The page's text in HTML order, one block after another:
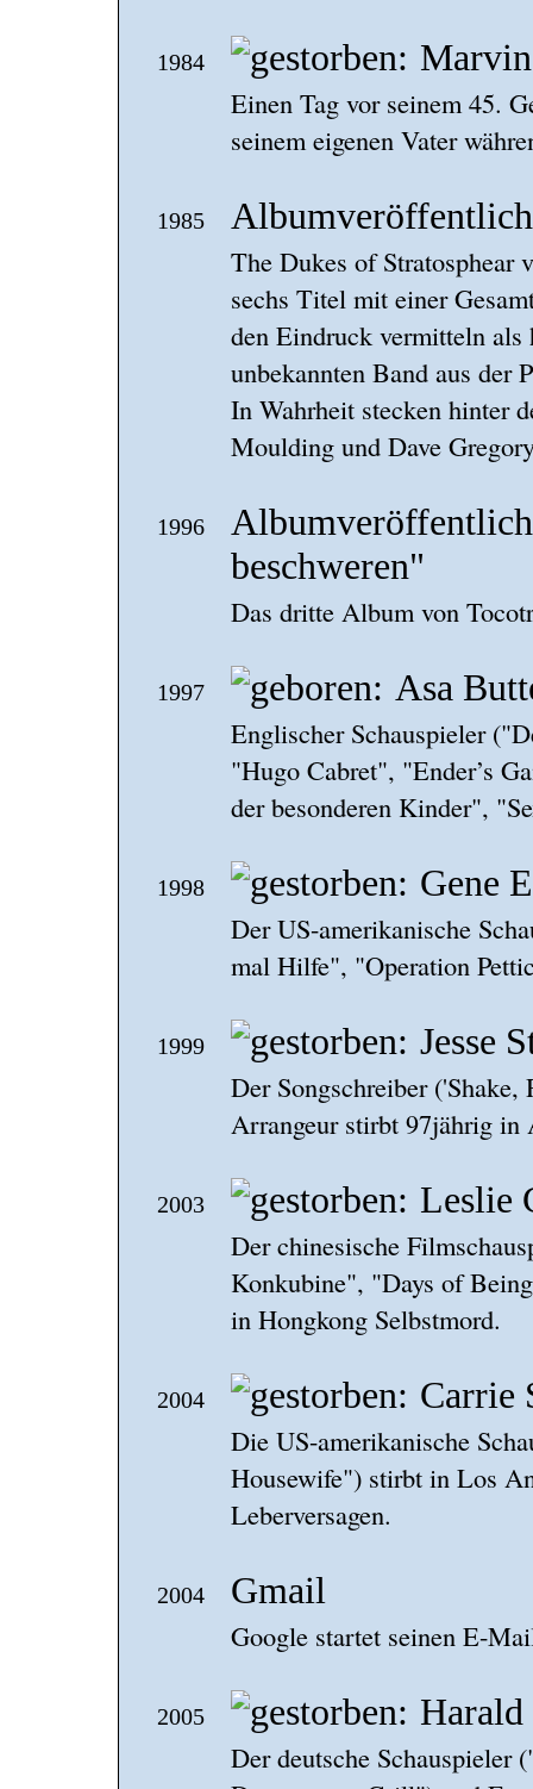
1984
Einen Tag vor seinem 45.
seinem eigenen Vater
1985
The Dukes of Stratosphear
sechs Titel mit einer
den Eindruck vermitteln als
unbekannten Band aus der
In Wahrheit stecken hinter
Moulding und Dave
1996
beschweren"
Das dritte Album von
1997 Asa
Englischer Schauspieler
"Hugo Cabret", "Ender’s
der besonderen Kinder",
1998 Gene
Der US-amerikanische
mal Hilfe", "Operation
1999 Jesse
Der Songschreiber
Arrangeur stirbt 97jährig in
2003 Leslie
Der chinesische
Konkubine", "Days of
in Hongkong Selbstmord.
2004 Carrie
Die US-amerikanische
Housewife") stirbt in Los
Leberversagen.
2004 Gmail
Google startet seinen E-
2005 Harald
Der deutsche